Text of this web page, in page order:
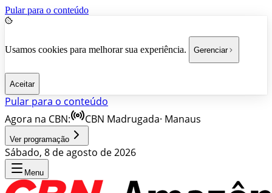
Pular para o conteúdo
Usamos cookies para melhorar sua experiência. Gerenciar
Aceitar
Pular para o conteúdo
Agora na CBN:
CBN Madrugada· Manaus
Ver programação
Sábado, 8 de agosto de 2026
Menu